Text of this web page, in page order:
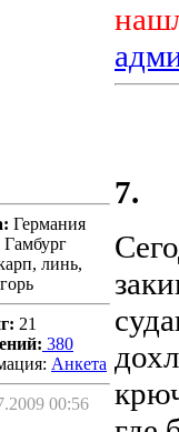
Германия
Гамбург
линь,
21
380
Aнкета
00:56
7.